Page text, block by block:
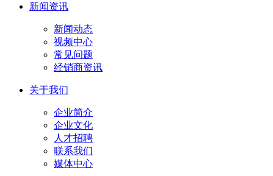
新闻资讯
新闻动态
视频中心
常见问题
经销商资讯
关于我们
企业简介
企业文化
人才招聘
联系我们
媒体中心